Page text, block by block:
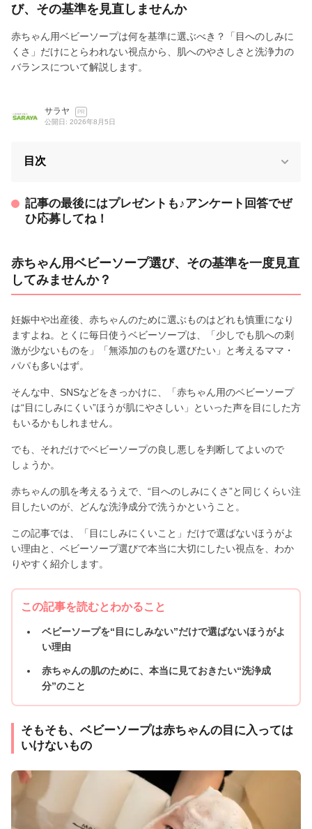
び、その基準を見直しませんか
赤ちゃん用ベビーソープは何を基準に選ぶべき？「目へのしみに
くさ」だけにとらわれない視点から、肌へのやさしさと洗浄力の
バランスについて解説します。
サラヤ PR
公開日: 2026年8月5日
目次
記事の最後にはプレゼントも♪アンケート回答でぜ
ひ応募してね！
赤ちゃん用ベビーソープ選び、その基準を一度見直
してみませんか？
妊娠中や出産後、赤ちゃんのために選ぶものはどれも慎重になり
ますよね。とくに毎日使うベビーソープは、「少しでも肌への刺
激が少ないものを」「無添加のものを選びたい」と考えるママ・
パパも多いはず。
そんな中、SNSなどをきっかけに、「赤ちゃん用のベビーソープ
は“目にしみにくい”ほうが肌にやさしい」といった声を目にした方
もいるかもしれません。
でも、それだけでベビーソープの良し悪しを判断してよいので
しょうか。
赤ちゃんの肌を考えるうえで、“目へのしみにくさ”と同じくらい注
目したいのが、どんな洗浄成分で洗うかということ。
この記事では、「目にしみにくいこと」だけで選ばないほうがよ
い理由と、ベビーソープ選びで本当に大切にしたい視点を、わか
りやすく紹介します。
この記事を読むとわかること
ベビーソープを“目にしみない”だけで選ばないほうがよ
い理由
赤ちゃんの肌のために、本当に見ておきたい“洗浄成
分”のこと
そもそも、ベビーソープは赤ちゃんの目に入っては
いけないもの